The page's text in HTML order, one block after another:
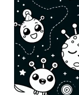
o
n